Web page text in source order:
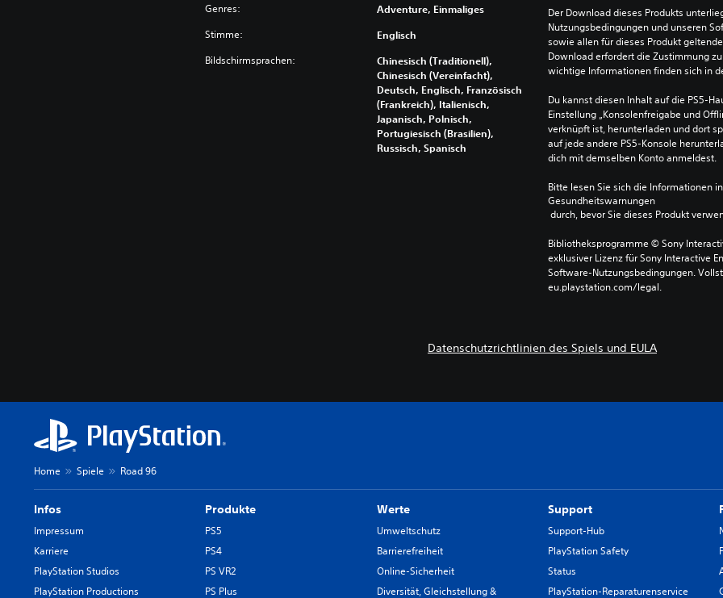
Genres: Adventure, Einmaliges
Stimme: Englisch
Bildschirmsprachen:
Chinesisch (Traditionell),
Chinesisch (Vereinfacht),
Deutsch, Englisch, Französisch
(Frankreich), Italienisch,
Japanisch, Polnisch,
Portugiesisch (Brasilien),
Russisch, Spanisch
Der Download dieses Produkts
Nutzungsbedingungen und unseren
sowie allen für dieses Produkt
Download erfordert die Zustimmung
wichtige Informationen finden sich in
Du kannst diesen Inhalt auf die PS5-
Einstellung „Konsolenfreigabe und
verknüpft ist, herunterladen und dort
auf jede andere PS5-Konsole
dich mit demselben Konto anmeldest.
Bitte lesen Sie sich die Informationen
Gesundheitswarnungen
durch, bevor Sie dieses Produkt
Bibliotheksprogramme © Sony
exklusiver Lizenz für Sony Interactive
Software-Nutzungsbedingungen.
eu.playstation.com/legal.
Datenschutzrichtlinien des Spiels und EULA
Home Spiele Road 96
Infos
Impressum
Karriere
PlayStation Studios
PlayStation Productions
Produkte
PS5
PS4
PS VR2
PS Plus
Werte
Umweltschutz
Barrierefreiheit
Online-Sicherheit
Diversität, Gleichstellung &
Support
Support-Hub
PlayStation Safety
Status
PlayStation-Reparaturenservice